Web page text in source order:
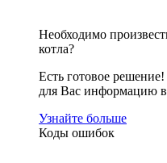
Необходимо
котла?
Есть готовое
для Вас информацию
Узнайте больше
Коды ошибок